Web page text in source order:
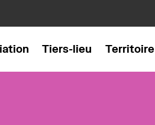
Tiers-lieu Territoire